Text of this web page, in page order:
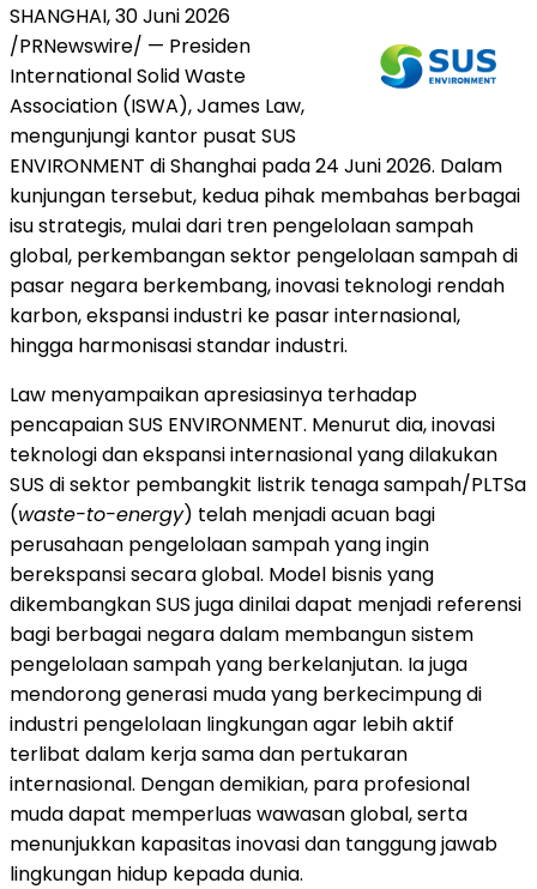
SHANGHAI, 30 Juni 2026
/PRNewswire/ — Presiden
International Solid Waste
Association (ISWA), James Law,
mengunjungi kantor pusat SUS
ENVIRONMENT di Shanghai pada 24 Juni 2026. Dalam
kunjungan tersebut, kedua pihak membahas berbagai
isu strategis, mulai dari tren pengelolaan sampah
global, perkembangan sektor pengelolaan sampah di
pasar negara berkembang, inovasi teknologi rendah
karbon, ekspansi industri ke pasar internasional,
hingga harmonisasi standar industri.
Law menyampaikan apresiasinya terhadap
pencapaian SUS ENVIRONMENT. Menurut dia, inovasi
teknologi dan ekspansi internasional yang dilakukan
SUS di sektor pembangkit listrik tenaga sampah/PLTSa
(waste-to-energy) telah menjadi acuan bagi
perusahaan pengelolaan sampah yang ingin
berekspansi secara global. Model bisnis yang
dikembangkan SUS juga dinilai dapat menjadi referensi
bagi berbagai negara dalam membangun sistem
pengelolaan sampah yang berkelanjutan. Ia juga
mendorong generasi muda yang berkecimpung di
industri pengelolaan lingkungan agar lebih aktif
terlibat dalam kerja sama dan pertukaran
internasional. Dengan demikian, para profesional
muda dapat memperluas wawasan global, serta
menunjukkan kapasitas inovasi dan tanggung jawab
lingkungan hidup kepada dunia.